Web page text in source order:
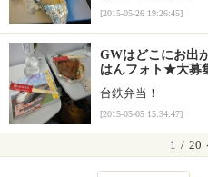
[2015-05-26 19:26:45]
GWはどこにお出
はんフォト★大募
台鉄弁当！
[2015-05-05 15:34:47]
1 / 20